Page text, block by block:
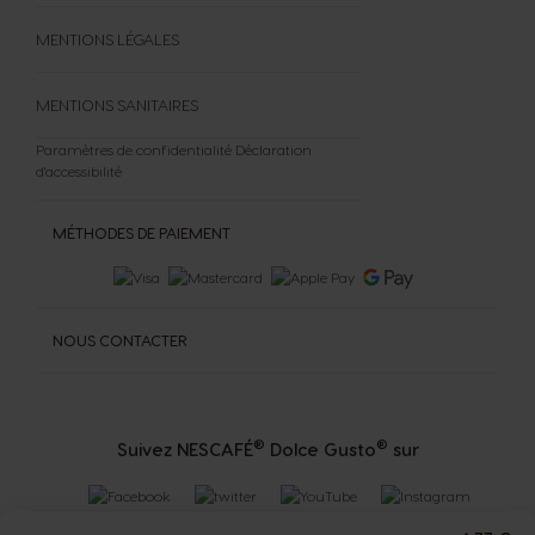
Suivez NESCAFÉ® Dolce Gusto® sur
MÉTHODES DE PAIEMENT
NOUS CONTACTER
MENTIONS LÉGALES
MENTIONS SANITAIRES
Paramètres de confidentialité Déclaration
d'accessibilité